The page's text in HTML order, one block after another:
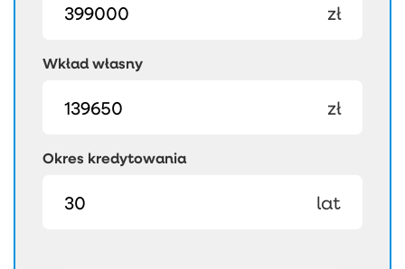
zł
Wkład własny
zł
Okres kredytowania
lat